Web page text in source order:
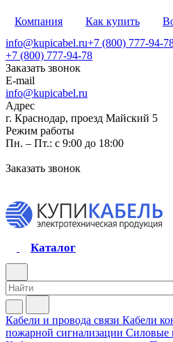
Компания Как купить
info@kupicabel.ru+7 (800) 777-94-
+7 (800) 777-94-78
Заказать звонок
E-mail
info@kupicabel.ru
Адрес
г. Краснодар, проезд Майский 5
Режим работы
Пн. – Пт.: с 9:00 до 18:00
Заказать звонок
Каталог
Кабели и провода связи Кабели
пожарной сигнализации Силовые